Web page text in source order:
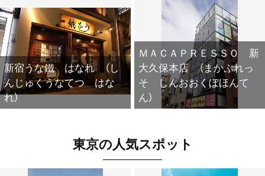
新宿うな鐵 はなれ （し
んじゅくうなてつ はな
れ）
ＭＡＣＡＰＲＥＳＳＯ 新
大久保本店 （まかぷれっ
そ しんおおくぼほんて
ん）
東京の人気スポット